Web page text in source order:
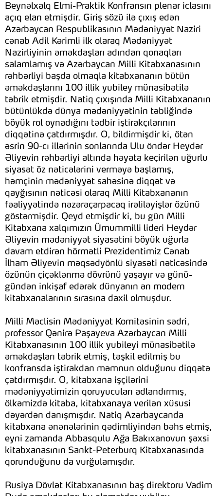
Beynəlxalq Elmi-Praktik Konfransın plenar iclasını
açıq elan etmişdir. Giriş sözü ilə çıxış edən
Azərbaycan Respublikasının Mədəniyyət Naziri
cənab Adil Kərimli ilk olaraq Mədəniyyət
Nazirliyinin əməkdaşları adından qonaqları
salamlamış və Azərbaycan Milli Kitabxanasının
rəhbərliyi başda olmaqla kitabxananın bütün
əməkdaşlarını 100 illik yubiley münasibətilə
təbrik etmişdir. Natiq çıxışında Milli Kitabxananın
bütünlükdə dünya mədəniyyətinin təbliğində
böyük rol oynadığını tədbir iştirakçılarının
diqqətinə çatdırmışdır. O, bildirmişdir ki, ötən
əsrin 90-cı illərinin sonlarında Ulu öndər Heydər
Əliyevin rəhbərliyi altında həyata keçirilən uğurlu
siyasət öz nəticələrini verməyə başlamış,
həmçinin mədəniyyət sahəsinə diqqət və
qayğısının nəticəsi olaraq Milli Kitabxananın
fəaliyyətində nəzərəçarpacaq irəliləyişlər özünü
göstərmişdir. Qeyd etmişdir ki, bu gün Milli
Kitabxana xalqımızın Ümummilli lideri Heydər
Əliyevin mədəniyyət siyasətini böyük uğurla
davam etdirən hörmətli Prezidentimiz Cənab
İlham Əliyevin məqsədyönlü siyasəti nəticəsində
özünün çiçəklənmə dövrünü yaşayır və günü-
gündən inkişaf edərək dünyanın ən modern
kitabxanalarının sırasına daxil olmuşdur.
Milli Məclisin Mədəniyyət Komitəsinin sədri,
professor Qənirə Paşayeva Azərbaycan Milli
Kitabxanasının 100 illik yubileyi münasibətilə
əməkdaşları təbrik etmiş, təşkil edilmiş bu
konfransda iştirakdan məmnun olduğunu diqqətə
çatdırmışdır. O, kitabxana işçilərini
mədəniyyətimizin qoruyucuları adlandırmış,
ölkəmizdə kitaba, kitabxanaya verilən xüsusi
dəyərdən danışmışdır. Natiq Azərbaycanda
kitabxana ənənələrinin qədimliyindən bəhs etmiş,
eyni zamanda Abbasqulu Ağa Bakıxanovun şəxsi
kitabxanasının Sankt-Peterburq Kitabxanasında
qorunduğunu da vurğulamışdır.
Rusiya Dövlət Kitabxanasının baş direktoru Vadim